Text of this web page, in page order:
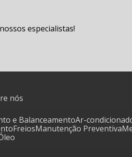
especialistas!
nós
e Balanceamento Ar-
Freios Manutenção Preventiva